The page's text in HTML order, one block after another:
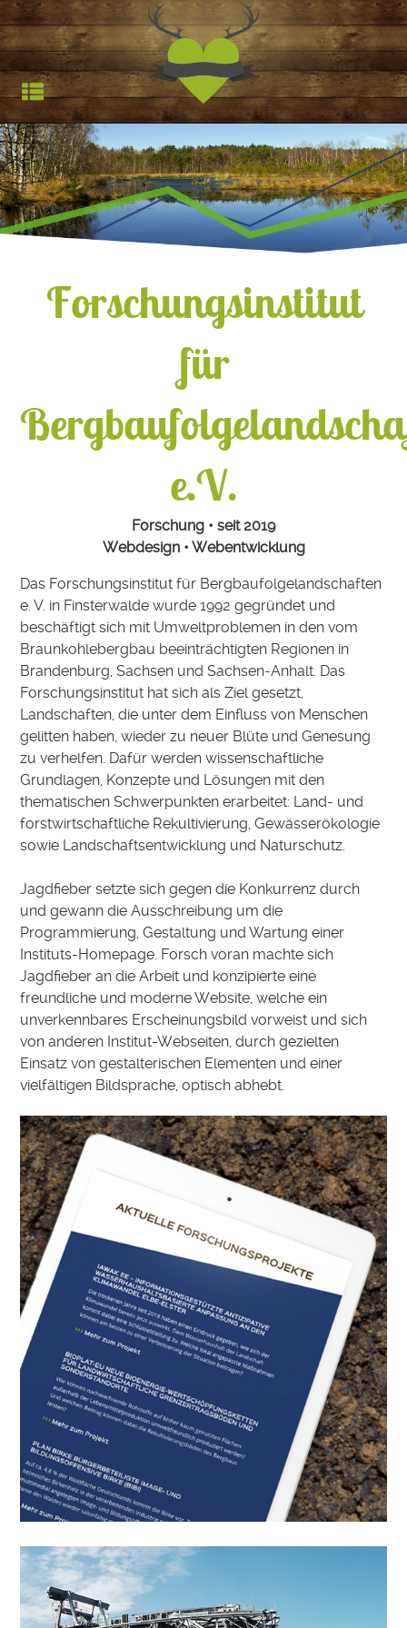
Jagdfieber |
HOCHSTAND
STARTSEITE
TROPHÄEN
REFERENZEN
Forschungsinstitut
für
e.V.
Forschung • seit 2019
Webdesign • Webentwicklung
Das Forschungsinstitut für Bergbaufolgelandschaften
e. V. in Finsterwalde wurde 1992 gegründet und
beschäftigt sich mit Umweltproblemen in den vom
Braunkohlebergbau beeinträchtigten Regionen in
Brandenburg, Sachsen und Sachsen-Anhalt. Das
Forschungsinstitut hat sich als Ziel gesetzt,
Landschaften, die unter dem Einfluss von Menschen
gelitten haben, wieder zu neuer Blüte und Genesung
zu verhelfen. Dafür werden wissenschaftliche
Grundlagen, Konzepte und Lösungen mit den
thematischen Schwerpunkten erarbeitet: Land- und
forstwirtschaftliche Rekultivierung, Gewässerökologie
sowie Landschaftsentwicklung und Naturschutz.
Jagdfieber setzte sich gegen die Konkurrenz durch
und gewann die Ausschreibung um die
Programmierung, Gestaltung und Wartung einer
Instituts-Homepage. Forsch voran machte sich
Jagdfieber an die Arbeit und konzipierte eine
freundliche und moderne Website, welche ein
unverkennbares Erscheinungsbild vorweist und sich
von anderen Institut-Webseiten, durch gezielten
Einsatz von gestalterischen Elementen und einer
vielfältigen Bildsprache, optisch abhebt.